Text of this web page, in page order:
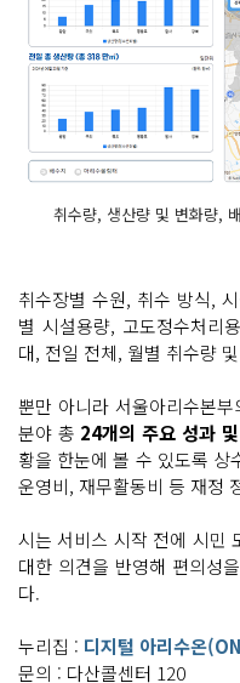
취수량, 생산량 및 변화량,
취수장별 수원, 취수 방식,
별 시설용량, 고도정수처리
대, 전일 전체, 월별 취수량
뿐만 아니라 서울아리수본
분야 총 24개의 주요 성과
황을 한눈에 볼 수 있도록 상
운영비, 재무활동비 등 재정
시는 서비스 시작 전에 시민
대한 의견을 반영해 편의성
다.
누리집 : 디지털 아리수온
문의 : 다산콜센터 120